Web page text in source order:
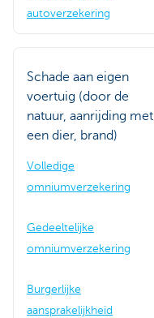
autoverzekering
Schade aan eigen
voertuig (door de
natuur, aanrijding met
een dier, brand)
Volledige
omniumverzekering
Gedeeltelijke
omniumverzekering
Burgerlijke
aansprakelijkheid